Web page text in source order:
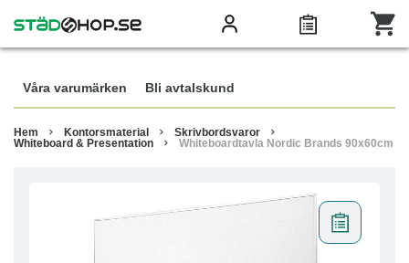
Våra varumärken Bli avtalskund
Hem Kontorsmaterial
Skrivbordsvaror
Whiteboard & Presentation
Whiteboardtavla Nordic Brands 90x60cm